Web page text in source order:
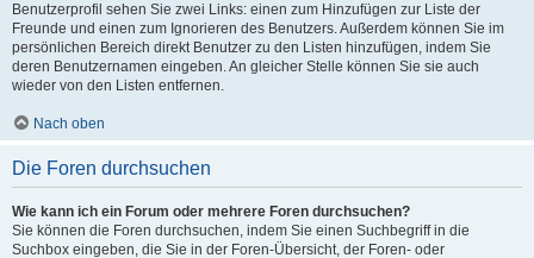
Benutzerprofil sehen Sie zwei Links: einen zum Hinzufügen zur Liste der
Freunde und einen zum Ignorieren des Benutzers. Außerdem können Sie im
persönlichen Bereich direkt Benutzer zu den Listen hinzufügen, indem Sie
deren Benutzernamen eingeben. An gleicher Stelle können Sie sie auch
wieder von den Listen entfernen.
Nach oben
Die Foren durchsuchen
Wie kann ich ein Forum oder mehrere Foren durchsuchen?
Sie können die Foren durchsuchen, indem Sie einen Suchbegriff in die
Suchbox eingeben, die Sie in der Foren-Übersicht, der Foren- oder